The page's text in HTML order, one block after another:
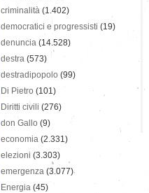
criminalità (1.402)
democratici e progressisti (19)
denuncia (14.528)
destra (573)
destradipopolo (99)
Di Pietro (101)
Diritti civili (276)
don Gallo (9)
economia (2.331)
elezioni (3.303)
emergenza (3.077)
Energia (45)